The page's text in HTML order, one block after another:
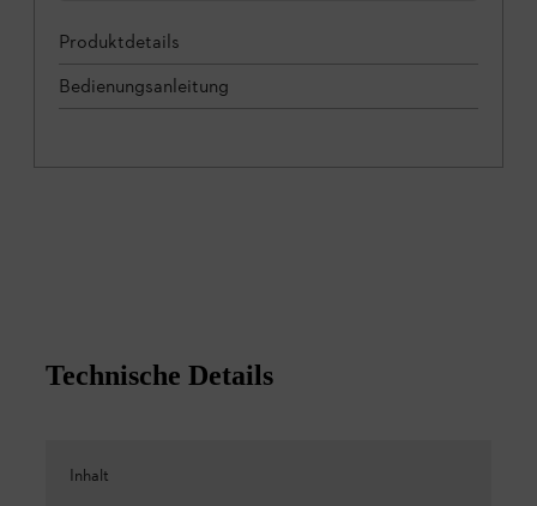
Produktdetails
Bedienungsanleitung
Technische Details
Inhalt